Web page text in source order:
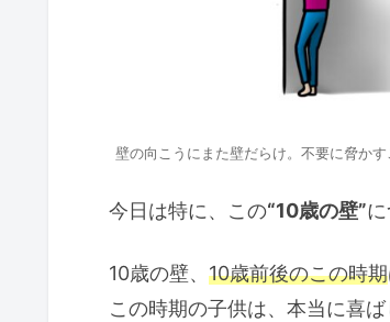
壁の向こうにまた壁だらけ。不要に脅か
今日は特に、この“10歳の壁”
10歳の壁、 10歳前後のこの時期
この時期の子供は、本当に喜